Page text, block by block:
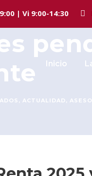
| Vi 9:00-14:30
Inicio
de la
, ACTUALIDAD ,